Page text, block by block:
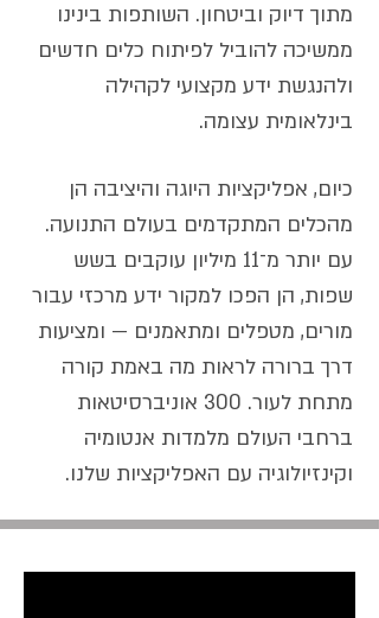
מתוך דיוק וביטחון. השותפות בינינו
ממשיכה להוביל לפיתוח כלים חדשים
ולהנגשת ידע מקצועי לקהילה
בינלאומית עצומה.
כיום, אפליקציות היוגה והיציבה הן
מהכלים המתקדמים בעולם התנועה.
עם יותר מ־11 מיליון עוקבים בשש
שפות, הן הפכו למקור ידע מרכזי עבור
מורים, מטפלים ומתאמנים — ומציעות
דרך ברורה לראות מה באמת קורה
מתחת לעור. 300 אוניברסיטאות
ברחבי העולם מלמדות אנטומיה
וקינזיולוגיה עם האפליקציות שלנו.